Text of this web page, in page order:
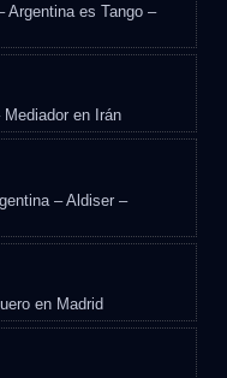
Argentina es Tango –
en Irán
– Aldiser –
en Madrid